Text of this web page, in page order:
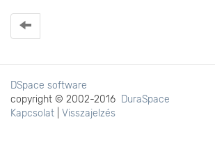
DSpace software
copyright © 2002-2016 DuraSpace
Kapcsolat
Visszajelzés